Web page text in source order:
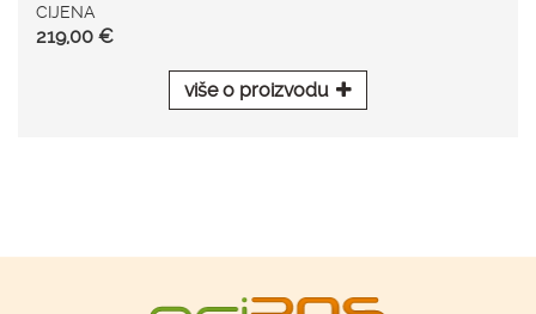
CIJENA
219,00 €
više o proizvodu